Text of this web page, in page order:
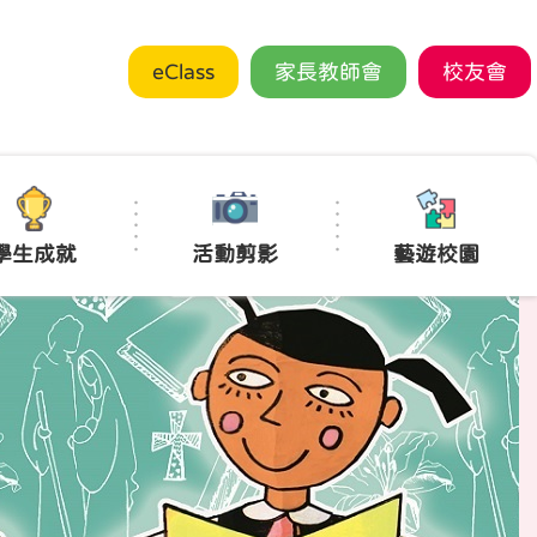
eClass 家長教師會 校友會
生成就 活動剪影 藝遊校園